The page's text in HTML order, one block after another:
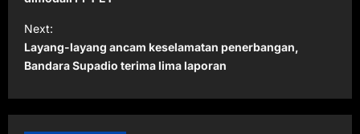
t
n
a
v
Next:
Layang-layang ancam keselamatan penerbangan,
Bandara Supadio terima lima laporan